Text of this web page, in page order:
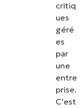
critiq
ues
géré
es
par
une
entre
prise.
C’est